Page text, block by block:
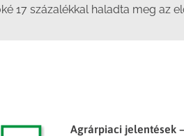
17 százalékkal haladta meg az
Agrárpiaci jelentések